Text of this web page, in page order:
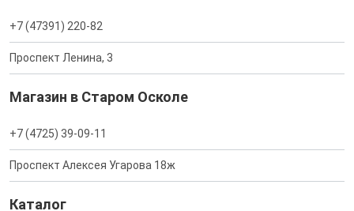
+7 (47391) 220-82
Проспект Ленина, 3
Магазин в Старом Осколе
+7 (4725) 39-09-11
Проспект Алексея Угарова 18ж
Каталог